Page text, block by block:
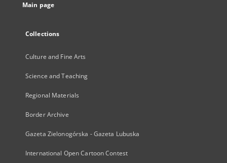
Main page
Collections
Culture and Fine Arts
Science and Teaching
Regional Materials
Border Archive
Gazeta Zielonogórska - Gazeta Lubuska
International Open Cartoon Contest